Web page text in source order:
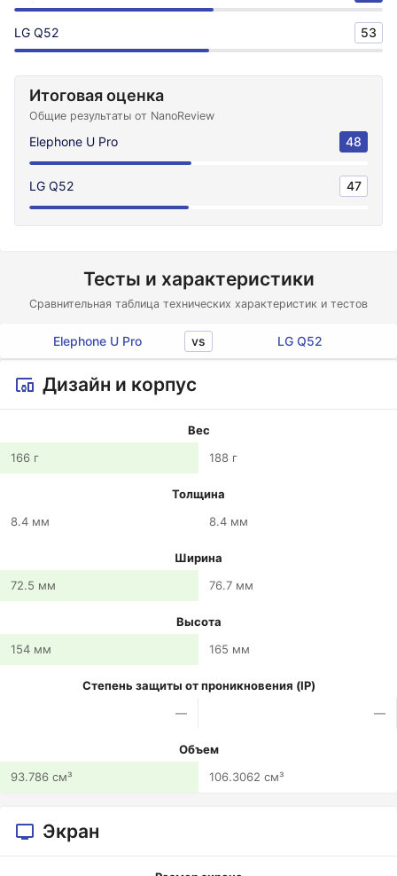
LG Q52 53
Итоговая оценка
Общие результаты от NanoReview
Elephone U Pro 48
LG Q52 47
Тесты и характеристики
Сравнительная таблица технических характеристик и тестов
Elephone U Pro vs LG Q52
Дизайн и корпус
Вес
166 г
188 г
Толщина
8.4 мм
8.4 мм
Ширина
72.5 мм
76.7 мм
Высота
154 мм
165 мм
Степень защиты от проникновения (IP)
—
—
Объем
93.786 см³
106.3062 см³
Экран